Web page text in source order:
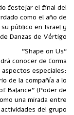
festejar el final del
como el año de
su público en Israel y
de Danzas de Vértigo.
conocer de forma
aspectos especiales:
de la compañía a lo
Balance” (Poder de
una mirada entre
actividades del grupo.